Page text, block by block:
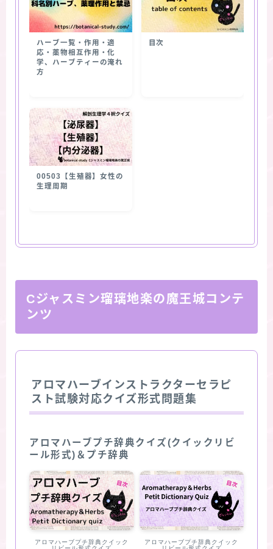
ハーブ一覧・作用・適
応・薬物相互作用・化
学、ハーブティーの淹れ
方
目次
00503【生殖器】女性の
生理周期
Cジャスミン瑠璃地楽の魔王城コンテ
ンツ
アロマハーブインストラクターセラピ
スト試験対応クイズ形式問題集
アロマハーブプチ辞典クイズ(クイックリビ
ール形式)＆プチ辞典
アロマハーブプチ辞典クイック アロマハーブプチ辞典クイック